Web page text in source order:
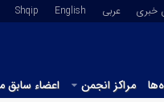
خبری عربي English
Shqip
مراکز انجمن اعضاء